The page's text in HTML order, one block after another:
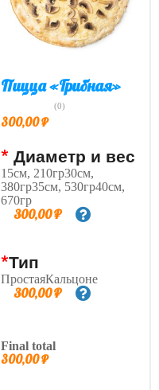
Пицца «Грибная»
(0)
300,00₽
* Диаметр и вес
15см, 210гр30см,
380гр35см, 530гр40см,
670гр
300,00₽
*Тип
ПростаяКальцоне
300,00₽
Final total
300,00₽